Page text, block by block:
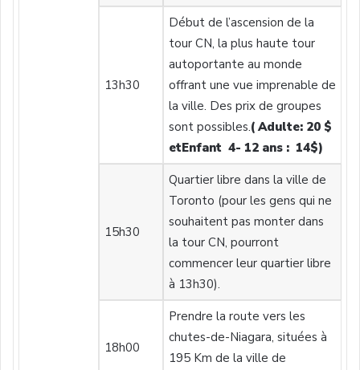
13h30
Début de l’ascension de la
tour CN, la plus haute tour
autoportante au monde
offrant une vue imprenable de
la ville. Des prix de groupes
sont possibles.( Adulte: 20 $
etEnfant 4- 12 ans : 14$)
15h30
Quartier libre dans la ville de
Toronto (pour les gens qui ne
souhaitent pas monter dans
la tour CN, pourront
commencer leur quartier libre
à 13h30).
18h00
Prendre la route vers les
chutes-de-Niagara, situées à
195 Km de la ville de